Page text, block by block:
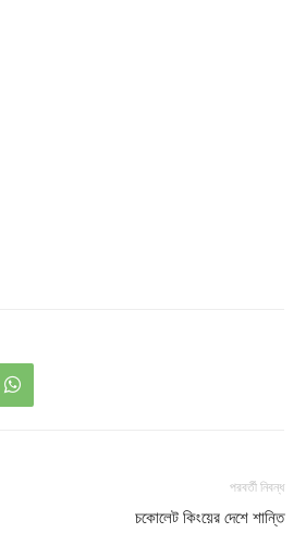
পরবর্তী নিবন্ধ
চকোলেট কিংয়ের দেশে শান্তি